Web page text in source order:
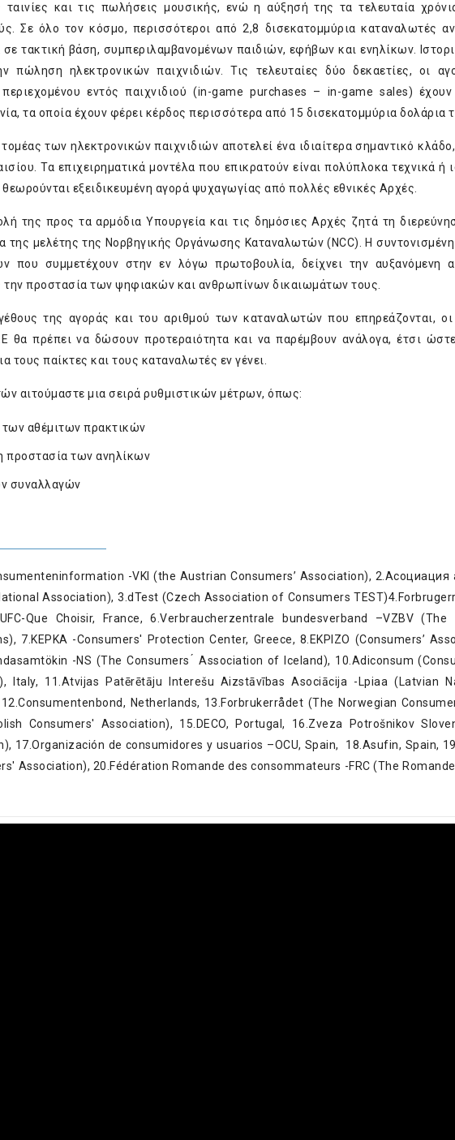
και τις πωλήσεις μουσικής, ενώ η αύξησή της τα τελευταία
Σε όλο τον κόσμο, περισσότεροι από 2,8 δισεκατομμύρια καταναλωτές
σε τακτική βάση, συμπεριλαμβανομένων παιδιών, εφήβων και ενηλίκων.
πώληση ηλεκτρονικών παιχνιδιών. Τις τελευταίες δύο δεκαετίες, οι
εντός παιχνιδιού (in-game purchases – in-game sales) έχουν
τα οποία έχουν φέρει κέρδος περισσότερα από 15 δισεκατομμύρια δολάρια
των ηλεκτρονικών παιχνιδιών αποτελεί ένα ιδιαίτερα σημαντικό
Τα επιχειρηματικά μοντέλα που επικρατούν είναι πολύπλοκα τεχνικά ή
θεωρούνται εξειδικευμένη αγορά ψυχαγωγίας από πολλές εθνικές Αρχές.
της προς τα αρμόδια Υπουργεία και τις δημόσιες Αρχές ζητά τη
της μελέτης της Νορβηγικής Οργάνωσης Καταναλωτών (NCC). Η
που συμμετέχουν στην εν λόγω πρωτοβουλία, δείχνει την αυξανόμενη
προστασία των ψηφιακών και ανθρωπίνων δικαιωμάτων τους.
της αγοράς και του αριθμού των καταναλωτών που επηρεάζονται,
θα πρέπει να δώσουν προτεραιότητα και να παρέμβουν ανάλογα, έτσι
τους παίκτες και τους καταναλωτές εν γένει.
αιτούμαστε μια σειρά ρυθμιστικών μέτρων, όπως:
αθέμιτων πρακτικών
προστασία των ανηλίκων
συναλλαγών
-VKI (the Austrian Consumers’ Association), 2.Асоциация
Association), 3.dTest (Czech Association of Consumers
Que Choisir, France, 6.Verbraucherzentrale bundesverband –VZBV
7.KEPKA -Consumers' Protection Center, Greece, 8.EKPIZO (Consumers’
-NS (The Consumers ́ Association of Iceland), 10.Adiconsum
Italy, 11.Atvijas Patērētāju Interešu Aizstāvības Asociācija -Lpiaa (Latvian
Netherlands, 13.Forbrukerrådet (The Norwegian
Consumers' Association), 15.DECO, Portugal, 16.Zveza Potrošnikov
17.Organización de consumidores y usuarios –OCU, Spain, 18.Asufin, Spain,
Association), 20.Fédération Romande des consommateurs -FRC (The